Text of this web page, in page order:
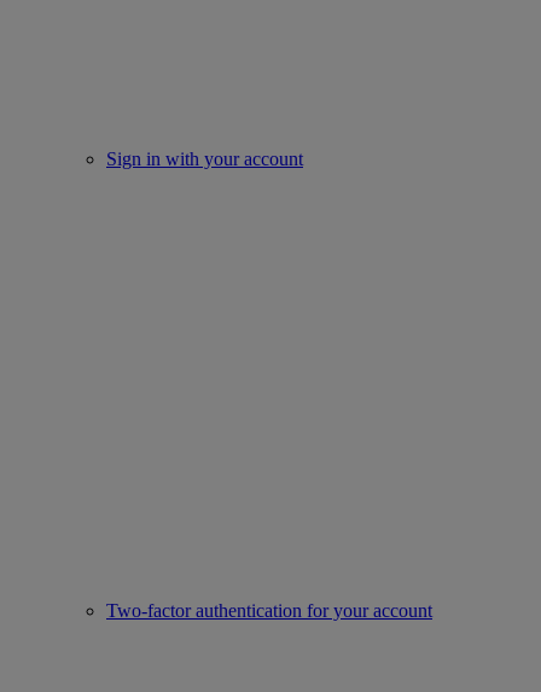
Sign in with your account
Two-factor authentication for your account